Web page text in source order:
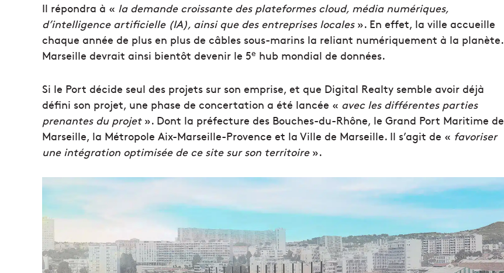
Il répondra à « la demande croissante des plateformes cloud, média numériques,
d’intelligence artificielle (IA), ainsi que des entreprises locales». En effet, la ville accueille
chaque année de plus en plus de câbles sous-marins la reliant numériquement à la planète.
Marseille devrait ainsi bientôt devenir le 5e hub mondial de données.
Si le Port décide seul des projets sur son emprise, et que Digital Realty semble avoir déjà
défini son projet, une phase de concertation a été lancée « avec les différentes parties
prenantes du projet». Dont la préfecture des Bouches-du-Rhône, le Grand Port Maritime de
Marseille, la Métropole Aix-Marseille-Provence et la Ville de Marseille. Il s’agit de « favoriser
une intégration optimisée de ce site sur son territoire».